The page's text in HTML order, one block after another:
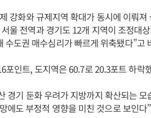
강화와 규제지역 확대가 동시에 이뤄
울 전역과 경기도 12개 지역이 조정대상
수도권 매수심리가 빠르게 위축됐다”고
포인트, 도지역은 60.7로 20.3포트 하락
경기 둔화 우려가 지방까지 확산되는 모
에도 부정적 영향을 미친 것으로 보인다